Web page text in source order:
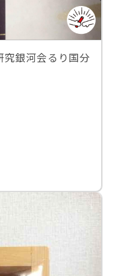
銀河会るり国分